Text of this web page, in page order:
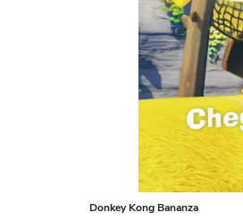
Donkey Kong Bananza